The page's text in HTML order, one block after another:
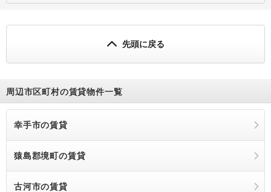
先頭に戻る
周辺市区町村の賃貸物件一覧
幸手市の賃貸
猿島郡境町の賃貸
古河市の賃貸